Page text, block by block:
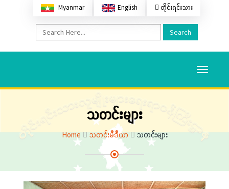
Myanmar English တိုင်းရင်းသား
Search
Toggle
သတင်းများ
Home သတင်းမီဒီယာ သတင်းများ